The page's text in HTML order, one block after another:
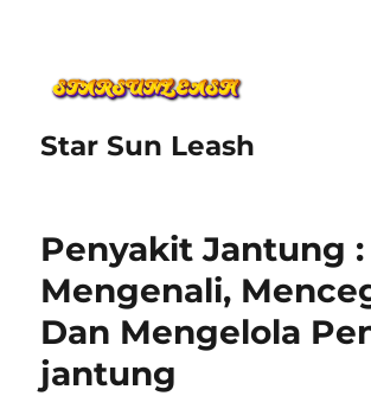
Star Sun Leash
Penyakit Jantung :
Mengenali,
Dan Mengelola
jantung